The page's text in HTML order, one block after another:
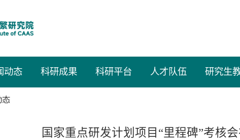
动态 科研成果 科研平台 人才队伍 研究生
态
国家重点研发计划项目“里程碑”考核